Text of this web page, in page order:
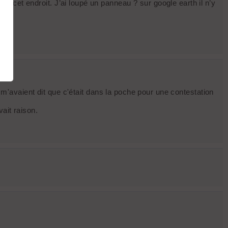
cet endroit. J’ai loupé un panneau ? sur google earth il n’y
dit que c'était dans la poche pour une contestation
raison.